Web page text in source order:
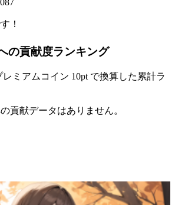
！
の貢献度ランキング
レミアムコイン 10pt で換算した累計ラ
貢献データはありません。